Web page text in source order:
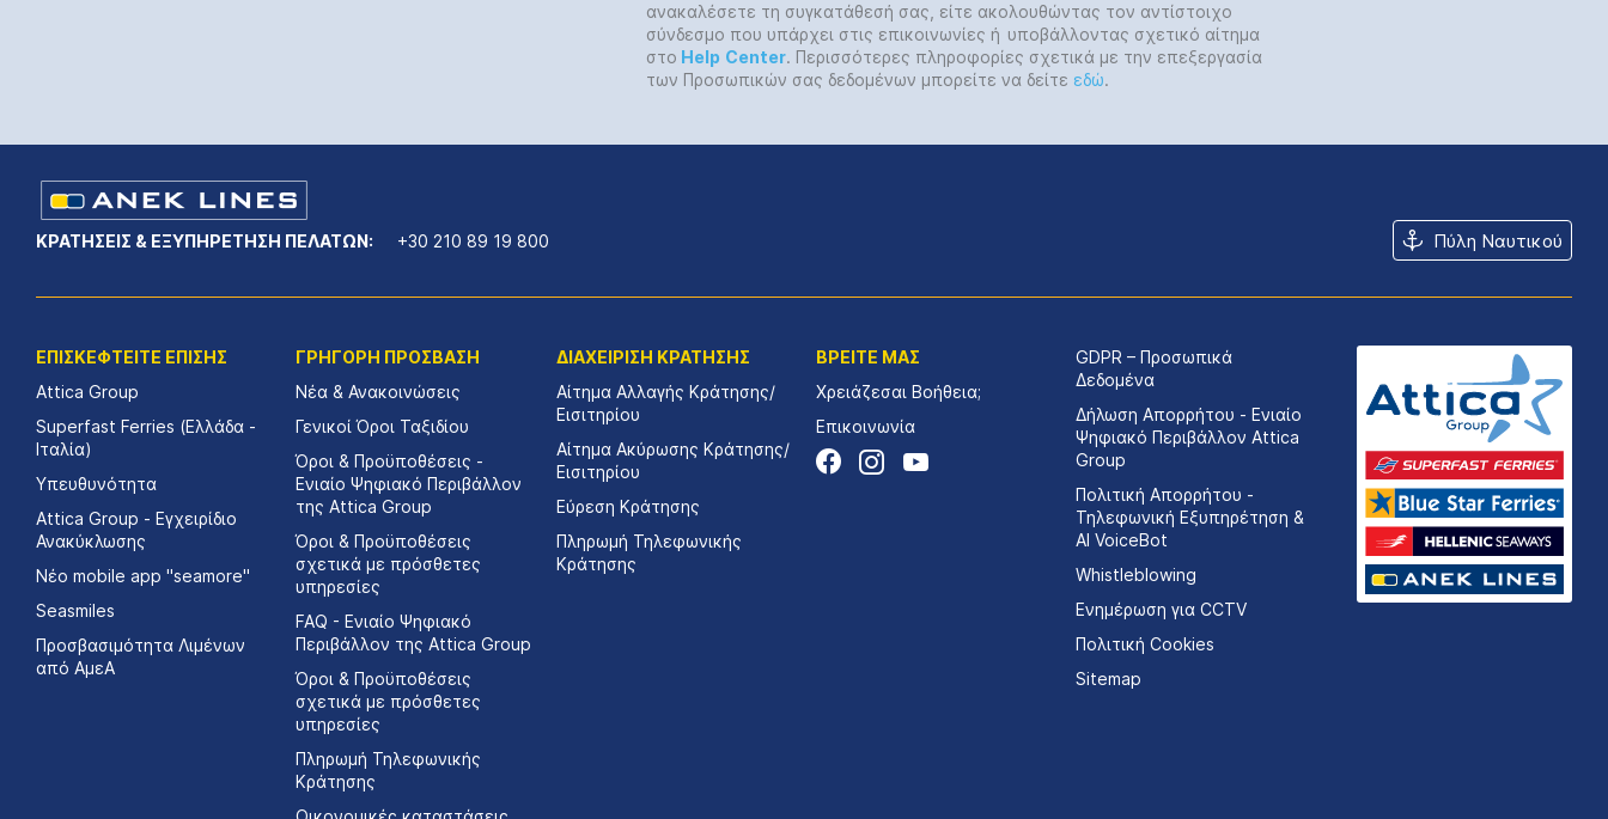
ανακαλέσετε τη συγκατάθεσή σας, είτε ακολουθώντας τον αντίστοιχο
σύνδεσμο που υπάρχει στις επικοινωνίες ή υποβάλλοντας σχετικό αίτημα
στο Help Center. Περισσότερες πληροφορίες σχετικά με την επεξεργασία
των Προσωπικών σας δεδομένων μπορείτε να δείτε εδώ.
ΚΡΑΤΗΣΕΙΣ & ΕΞΥΠΗΡΕΤΗΣΗ ΠΕΛΑΤΩΝ: +30 210 89 19 800 Πύλη Ναυτικού
ΕΠΙΣΚΕΦΤΕΙΤΕ ΕΠΙΣΗΣ
Attica Group
Superfast Ferries (Ελλάδα -
Ιταλία)
Υπευθυνότητα
Attica Group - Εγχειρίδιο
Ανακύκλωσης
Νέο mobile app "seamore"
Seasmiles
Προσβασιμότητα Λιμένων
από ΑμεΑ
ΓΡΗΓΟΡΗ ΠΡΟΣΒΑΣΗ
Νέα & Ανακοινώσεις
Γενικοί Όροι Ταξιδίου
Όροι & Προϋποθέσεις -
Ενιαίο Ψηφιακό Περιβάλλον
της Attica Group
Όροι & Προϋποθέσεις
σχετικά με πρόσθετες
υπηρεσίες
FAQ - Ενιαίο Ψηφιακό
Περιβάλλον της Attica Group
Όροι & Προϋποθέσεις
σχετικά με πρόσθετες
υπηρεσίες
Πληρωμή Τηλεφωνικής
Κράτησης
ΔΙΑΧΕΙΡΙΣΗ ΚΡΑΤΗΣΗΣ
Αίτημα Αλλαγής Κράτησης/
Εισιτηρίου
Αίτημα Ακύρωσης Κράτησης/
Εισιτηρίου
Εύρεση Κράτησης
Πληρωμή Τηλεφωνικής
Κράτησης
ΒΡΕΙΤΕ ΜΑΣ
Χρειάζεσαι Βοήθεια;
Επικοινωνία
GDPR – Προσωπικά
Δεδομένα
Δήλωση Απορρήτου - Ενιαίο
Ψηφιακό Περιβάλλον Attica
Group
Πολιτική Απορρήτου -
Τηλεφωνική Εξυπηρέτηση &
AI VoiceBot
Whistleblowing
Ενημέρωση για CCTV
Πολιτική Cookies
Sitemap